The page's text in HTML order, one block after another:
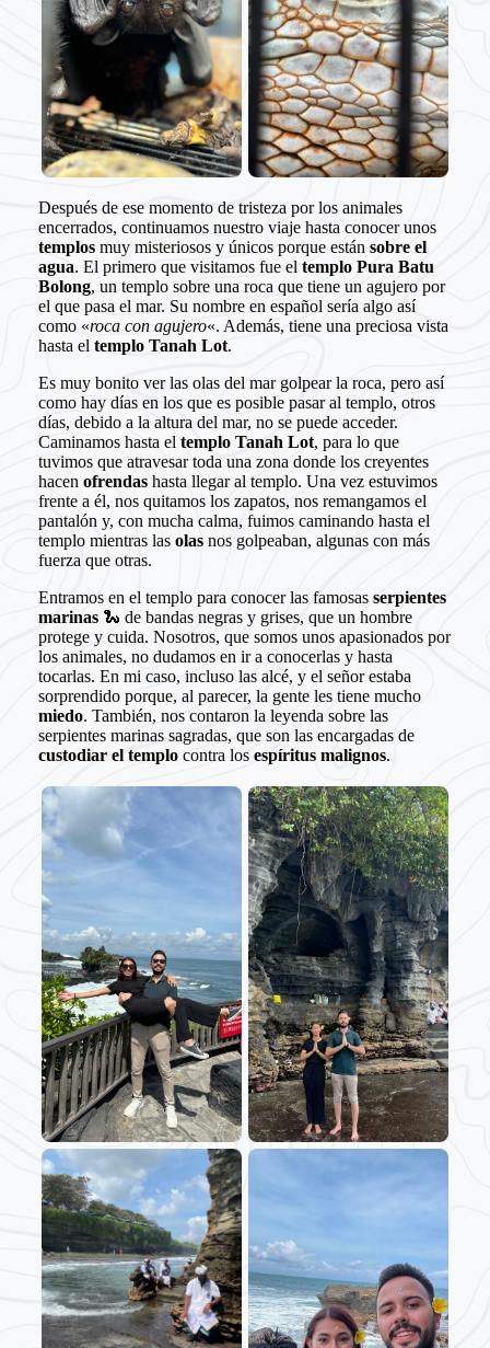
Después de ese momento de tristeza por los animales
encerrados, continuamos nuestro viaje hasta conocer unos
templosmuy misteriosos y únicos porque están sobre el
agua. El primero que visitamos fue el templo Pura Batu
Bolong, un templo sobre una roca que tiene un agujero por
el que pasa el mar. Su nombre en español sería algo así
como «roca con agujero«. Además, tiene una preciosa vista
hasta el templo Tanah Lot.
Es muy bonito ver las olas del mar golpear la roca, pero así
como hay días en los que es posible pasar al templo, otros
días, debido a la altura del mar, no se puede acceder.
Caminamos hasta el templo Tanah Lot, para lo que
tuvimos que atravesar toda una zona donde los creyentes
hacen ofrendashasta llegar al templo. Una vez estuvimos
frente a él, nos quitamos los zapatos, nos remangamos el
pantalón y, con mucha calma, fuimos caminando hasta el
templo mientras las olasnos golpeaban, algunas con más
fuerza que otras.
Entramos en el templo para conocer las famosas serpientes
marinas🐍 de bandas negras y grises, que un hombre
protege y cuida. Nosotros, que somos unos apasionados por
los animales, no dudamos en ir a conocerlas y hasta
tocarlas. En mi caso, incluso las alcé, y el señor estaba
sorprendido porque, al parecer, la gente les tiene mucho
miedo. También, nos contaron la leyenda sobre las
serpientes marinas sagradas, que son las encargadas de
custodiar el templocontra los espíritus malignos.